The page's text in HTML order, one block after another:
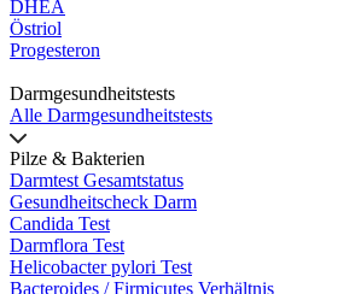
DHEA
Östriol
Progesteron
Darmgesundheitstests
Alle Darmgesundheitstests
Pilze & Bakterien
Darmtest Gesamtstatus
Gesundheitscheck Darm
Candida Test
Darmflora Test
Helicobacter pylori Test
Bacteroides / Firmicutes Verhältnis